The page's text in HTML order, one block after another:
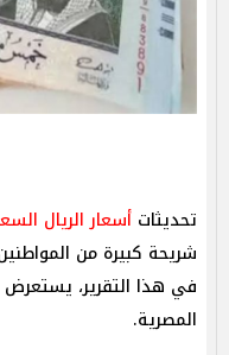
تحديثات أسعار الريال
شريحة كبيرة من
في هذا التقرير، يستعرض
المصرية.